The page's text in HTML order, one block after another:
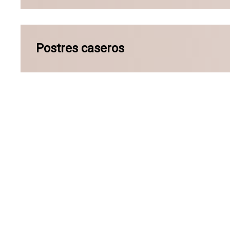
Postres caseros